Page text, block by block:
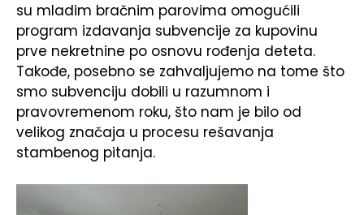
su mladim bračnim parovima omogućili
program izdavanja subvencije za kupovinu
prve nekretnine po osnovu rođenja deteta.
Takođe, posebno se zahvaljujemo na tome što
smo subvenciju dobili u razumnom i
pravovremenom roku, što nam je bilo od
velikog značaja u procesu rešavanja
stambenog pitanja.